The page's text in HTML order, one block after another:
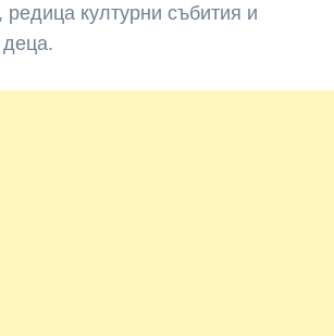
културни събития и